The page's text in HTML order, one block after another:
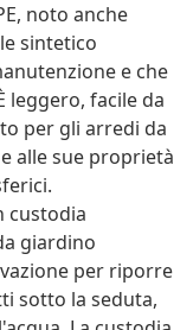
noto anche
sintetico
e che
leggero, facile da
per gli arredi da
alle sue proprietà
custodia
giardino
per riporre
sotto la seduta,